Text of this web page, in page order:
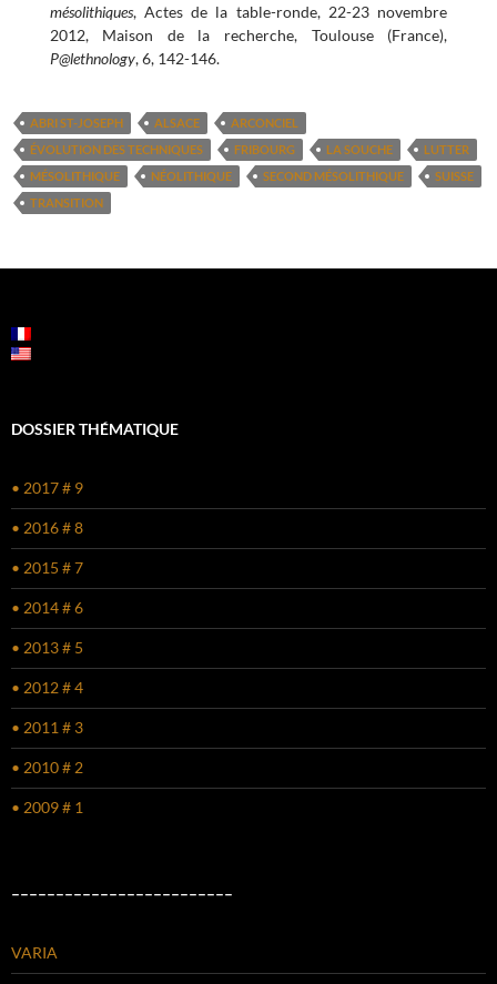
mésolithiques, Actes de la table-ronde, 22-23 novembre
2012, Maison de la recherche, Toulouse (France),
P@lethnology, 6, 142-146.
ABRI ST-JOSEPH ALSACE
ARCONCIEL
ÉVOLUTION DES TECHNIQUES
FRIBOURG LA SOUCHE
LUTTER
MÉSOLITHIQUE
NÉOLITHIQUE SECOND MÉSOLITHIQUE
SUISSE
TRANSITION
DOSSIER THÉMATIQUE
• 2017 # 9
• 2016 # 8
• 2015 # 7
• 2014 # 6
• 2013 # 5
• 2012 # 4
• 2011 # 3
• 2010 # 2
• 2009 # 1
–––––––––––––––––––––––––
VARIA